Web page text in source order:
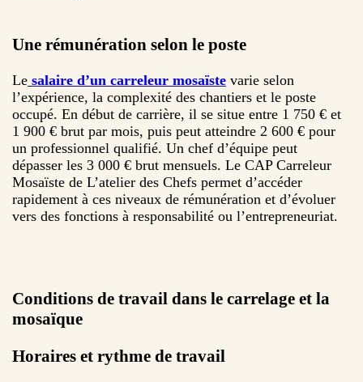
Une rémunération selon le poste
Le salaire d’un carreleur mosaïste varie selon
l’expérience, la complexité des chantiers et le poste
occupé. En début de carrière, il se situe entre 1 750 € et
1 900 € brut par mois, puis peut atteindre 2 600 € pour
un professionnel qualifié. Un chef d’équipe peut
dépasser les 3 000 € brut mensuels. Le CAP Carreleur
Mosaïste de L’atelier des Chefs permet d’accéder
rapidement à ces niveaux de rémunération et d’évoluer
vers des fonctions à responsabilité ou l’entrepreneuriat.
Conditions de travail dans le carrelage et la
mosaïque
Horaires et rythme de travail